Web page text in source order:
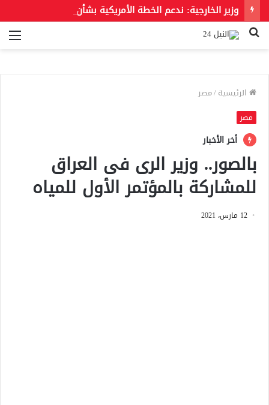
بحث
الرئيسية/مصر
مصر
أخر الأخبار
بالصور.. وزير الرى فى العراق
للمشاركة بالمؤتمر الأول للمياه
12 مارس، 2021